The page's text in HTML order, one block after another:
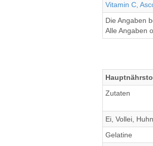
Vitamin C,
Die Angaben
Alle Angaben
Zutaten
Ei, Vollei, Huhn
Gelatine